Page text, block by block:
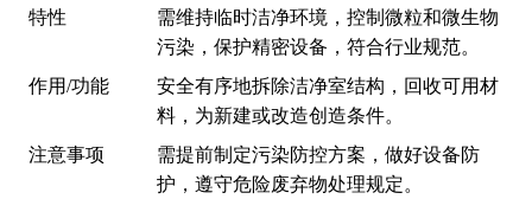
特性
需维持临时洁净环境，控制微粒和微生物
污染，保护精密设备，符合行业规范。
作用/功能
安全有序地拆除洁净室结构，回收可用材
料，为新建或改造创造条件。
注意事项
需提前制定污染防控方案，做好设备防
护，遵守危险废弃物处理规定。